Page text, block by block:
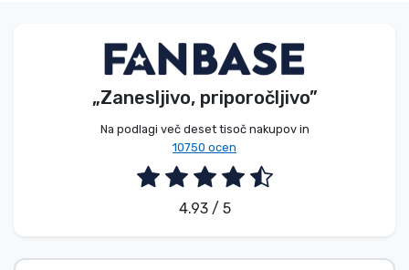
„Zanesljivo, priporočljivo”
Na podlagi več deset tisoč nakupov in
10750 ocen
4.93 / 5